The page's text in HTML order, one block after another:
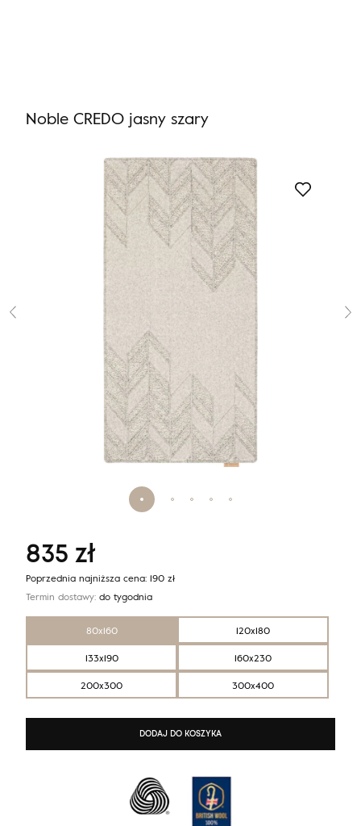
Noble CREDO jasny szary
80x160
120x180
133x190
160x230
200x300
300x400
835 zł
Poprzednia najniższa cena: 190 zł
Termin dostawy: do tygodnia
DODAJ DO KOSZYKA